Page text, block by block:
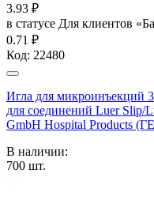
3.93 ₽
в статусе Для клиентов
0.71 ₽
Код: 22480
Игла для микроинъекций
для соединений Luer Slip/
GmbH Hospital Products
В наличии:
700 шт.